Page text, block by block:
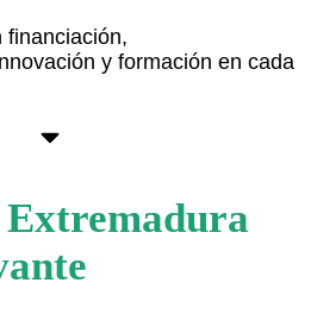
financiación,
y formación en cada
Extremadura